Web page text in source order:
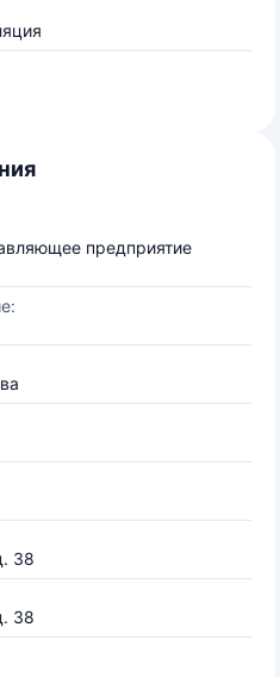
предприятие
38
38